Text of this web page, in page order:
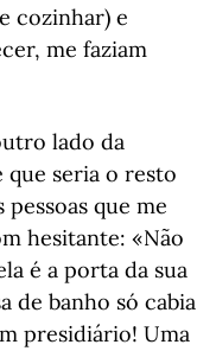
cozinhar) e
me faziam
lado da
que seria o resto
que me
hesitante: «Não
é a porta da sua
de banho só cabia
presidiário! Uma